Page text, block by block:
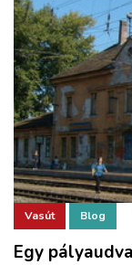
Vasút Blog
Egy